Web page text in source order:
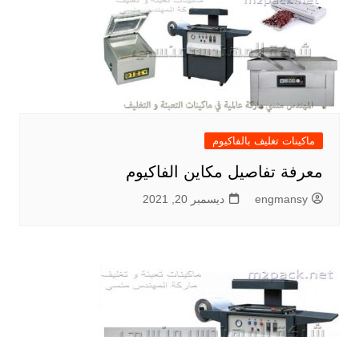
ماكينات تغليف بالفاكيوم
معرفة تفاصيل مكاين الفاكيوم
engmansy ديسمبر 20, 2021